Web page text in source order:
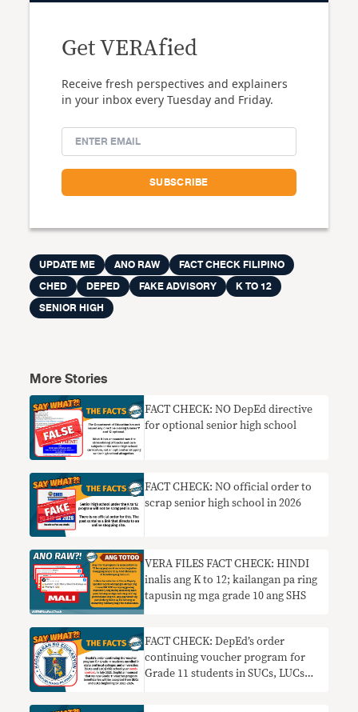
Get VERAfied
Receive fresh perspectives and explainers
in your inbox every Tuesday and Friday.
UPDATE ME ANO RAW
FACT CHECK FILIPINO
CHED
DEPED FAKE ADVISORY
K TO 12
SENIOR HIGH
More Stories
FACT CHECK: NO DepEd directive
for optional senior high school
FACT CHECK: NO official order to
scrap senior high school in 2026
VERA FILES FACT CHECK: HINDI
inalis ang K to 12; kailangan pa ring
tapusin ng mga grade 10 ang SHS
FACT CHECK: DepEd’s order
continuing voucher program for
Grade 11 students in SUCs, LUCs